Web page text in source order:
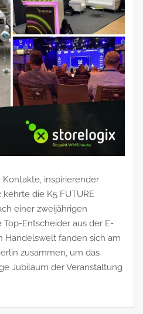
inspirierender
die K5 FUTURE
einer zweijährigen
Entscheider aus der E-
Handelswelt fanden sich am
zusammen, um das
Jubiläum der Veranstaltung